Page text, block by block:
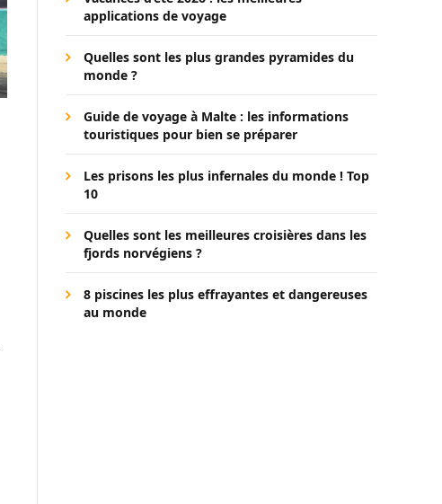
applications de voyage
Quelles sont les plus grandes pyramides du
monde ?
Guide de voyage à Malte : les informations
touristiques pour bien se préparer
Les prisons les plus infernales du monde ! Top
10
Quelles sont les meilleures croisières dans les
fjords norvégiens ?
8 piscines les plus effrayantes et dangereuses
au monde